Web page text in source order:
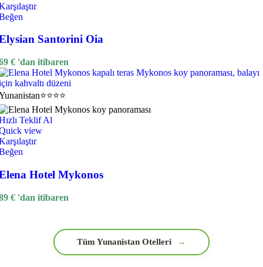
Santorini Oia
€ 'dan itibaren
⭐⭐⭐⭐
Teklif Al
view
Hotel Mykonos
€ 'dan itibaren
Tüm Yunanistan Otelleri →